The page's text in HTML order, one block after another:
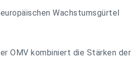
Wachstumsgürtel
OMV kombiniert die Stärken der